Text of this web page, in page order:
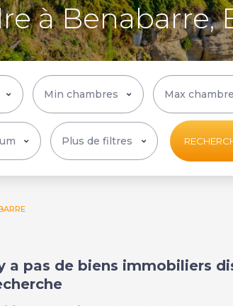
à Benabarre,
Plus de filtres
a pas de biens immobiliers